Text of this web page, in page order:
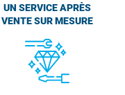
UN SERVICE APRÈS
VENTE SUR MESURE